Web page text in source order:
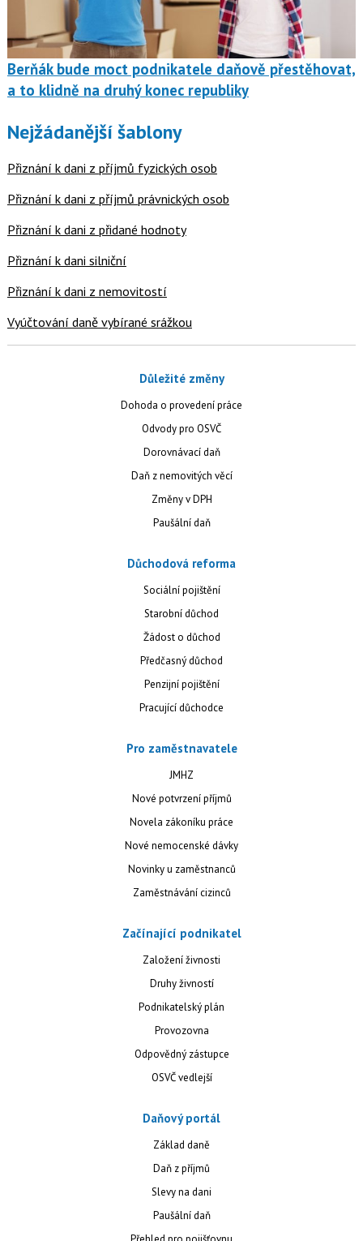
Berňák bude moct podnikatele daňově přestěhovat,
a to klidně na druhý konec republiky
Nejžádanější šablony
Přiznání k dani z příjmů fyzických osob
Přiznání k dani z příjmů právnických osob
Přiznání k dani z přidané hodnoty
Přiznání k dani silniční
Přiznání k dani z nemovitostí
Vyúčtování daně vybírané srážkou
Důležité změny
Dohoda o provedení práce
Odvody pro OSVČ
Dorovnávací daň
Daň z nemovitých věcí
Změny v DPH
Paušální daň
Důchodová reforma
Sociální pojištění
Starobní důchod
Žádost o důchod
Předčasný důchod
Penzijní pojištění
Pracující důchodce
Pro zaměstnavatele
JMHZ
Nové potvrzení příjmů
Novela zákoníku práce
Nové nemocenské dávky
Novinky u zaměstnanců
Zaměstnávání cizinců
Začínající podnikatel
Založení živnosti
Druhy živností
Podnikatelský plán
Provozovna
Odpovědný zástupce
OSVČ vedlejší
Daňový portál
Základ daně
Daň z příjmů
Slevy na dani
Paušální daň